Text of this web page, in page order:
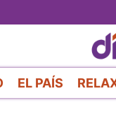
EL PAÍS